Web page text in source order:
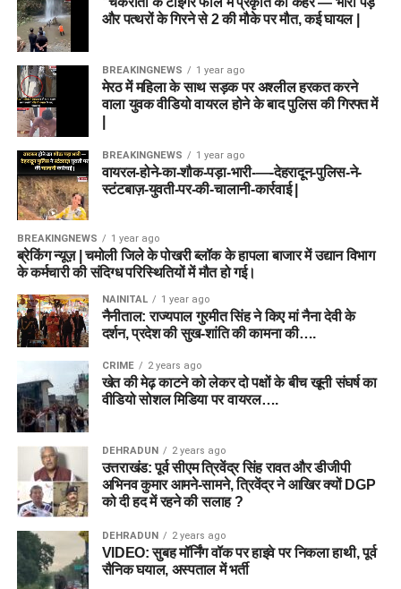
और पत्थरों के गिरने से 2 की मौके पर मौत, कई घायल |
BREAKINGNEWS 1 year ago
मेरठ में महिला के साथ सड़क पर अश्लील हरकत करने
वाला युवक वीडियो वायरल होने के बाद पुलिस की गिरफ्त में
BREAKINGNEWS 1 year ago
वायरल-होने-का-शौक-पड़ा-भारी-—-देहरादून-पुलिस-ने-
स्टंटबाज़-युवती-पर-की-चालानी-कार्रवाई |
BREAKINGNEWS 1 year ago
ब्रेकिंग न्यूज़ | चमोली जिले के पोखरी ब्लॉक के हापला बाजार में उद्यान विभाग
के कर्मचारी की संदिग्ध परिस्थितियों में मौत हो गई।
NAINITAL 1 year ago
नैनीताल: राज्यपाल गुरमीत सिंह ने किए मां नैना देवी के
दर्शन, प्रदेश की सुख-शांति की कामना की….
CRIME 2 years ago
खेत की मेढ़ काटने को लेकर दो पक्षों के बीच खूनी संघर्ष का
वीडियो सोशल मिडिया पर वायरल….
DEHRADUN 2 years ago
उत्तराखंड: पूर्व सीएम त्रिवेंद्र सिंह रावत और डीजीपी
अभिनव कुमार आमने-सामने, त्रिवेंद्र ने आखिर क्यों DGP
को दी हद में रहने की सलाह ?
DEHRADUN 2 years ago
VIDEO: सुबह मॉर्निंग वॉक पर हाइवे पर निकला हाथी, पूर्व
सैनिक घयाल, अस्पताल में भर्ती